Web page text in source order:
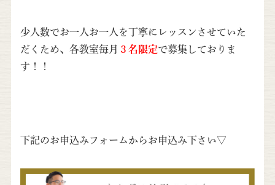
少人数でお一人お一人を丁寧にレッスンさせていた
だくため、各教室毎月 ３名限定で募集しておりま
す！！
下記のお申込みフォームからお申込み下さい▽